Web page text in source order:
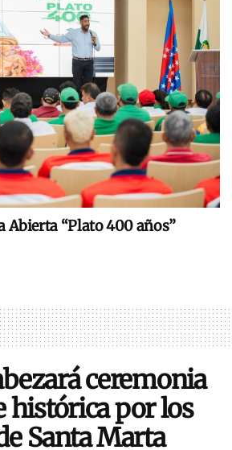
Abierta “Plato 400 años”
ceremonia
histórica por los
Santa Marta